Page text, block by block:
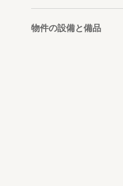
物件の設備と備品